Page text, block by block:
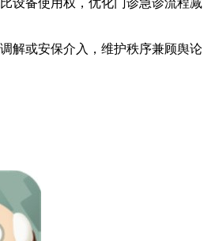
备使用权，优化门诊急诊流程减
或安保介入，维护秩序兼顾舆论